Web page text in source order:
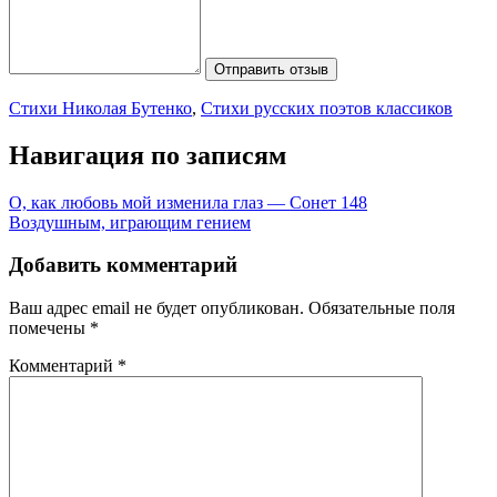
Отправить отзыв
Стихи Николая Бутенко, Стихи русских поэтов классиков
Навигация по записям
О, как любовь мой изменила глаз — Сонет 148
Воздушным, играющим гением
Добавить комментарий
Ваш адрес email не будет опубликован. Обязательные поля
помечены *
Комментарий *